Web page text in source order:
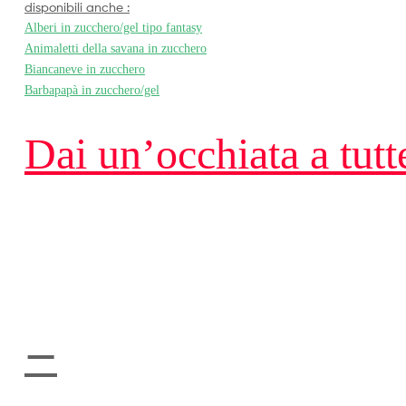
disponibili anche :
Alberi in zucchero/gel tipo fantasy
Animaletti della savana in zucchero
Biancaneve in zucchero
Barbapapà in zucchero/gel
Dai un’occhiata a
—